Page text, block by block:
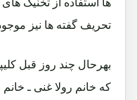
ها استفاده از تخنیک
تحریف گفته ها نیز
بهرحال چند روز قبل
که خانم رولا غنی ـ